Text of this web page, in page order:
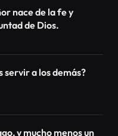
nace de la fe y
de Dios.
servir a los demás?
y mucho menos un